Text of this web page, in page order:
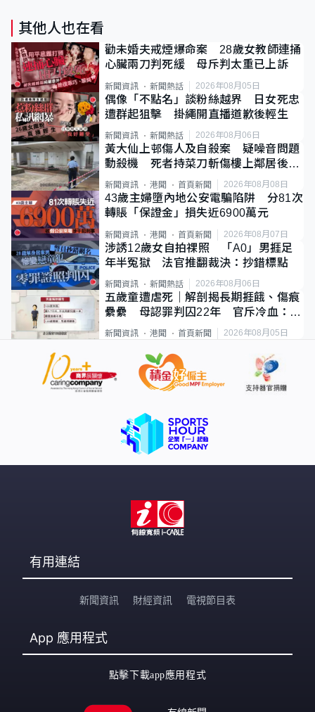
其他人也在看
勸未婚夫戒煙爆命案 28歲女教師連捅
心臟兩刀判死緩 母斥判太重已上訴
新聞資訊 新聞熱話 2026年08月05日
偶像「不點名」談粉絲越界 日女死忠
遭群起狙擊 掛繩開直播道歉後輕生
新聞資訊 新聞熱話 2026年08月06日
黃大仙上邨傷人及自殺案 疑噪音問題
動殺機 死者持菜刀斬傷樓上鄰居後墮
斃
新聞資訊 港聞 首頁新聞 2026年08月08日
43歲主婦墮內地公安電騙陷阱 分81次
轉賬「保證金」損失近6900萬元
新聞資訊 港聞 首頁新聞 2026年08月07日
涉誘12歲女自拍祼照 「A0」男捱足
年半冤獄 法官推翻裁決：抄錯標點
新聞資訊 新聞熱話 2026年08月06日
五歲童遭虐死｜解剖揭長期捱餓、傷痕
纍纍 母認罪判囚22年 官斥冷血：同
類案最惡劣
新聞資訊 港聞 首頁新聞 2026年08月05日
有用連結
新聞資訊 財經資訊 電視節目表
App 應用程式
點擊下載app應用程式